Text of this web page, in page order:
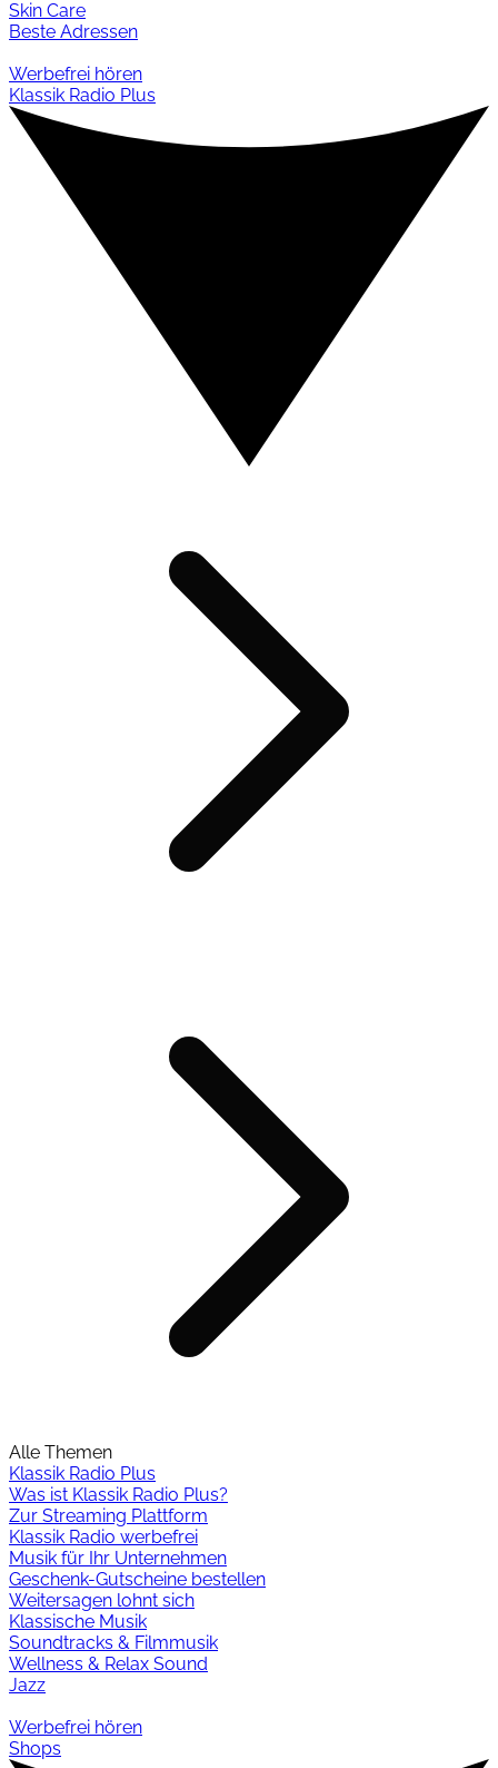
Skin Care
Beste Adressen
Werbefrei hören
Klassik Radio Plus
Alle Themen
Klassik Radio Plus
Was ist Klassik Radio Plus?
Zur Streaming Plattform
Klassik Radio werbefrei
Musik für Ihr Unternehmen
Geschenk-Gutscheine bestellen
Weitersagen lohnt sich
Klassische Musik
Soundtracks & Filmmusik
Wellness & Relax Sound
Jazz
Werbefrei hören
Shops